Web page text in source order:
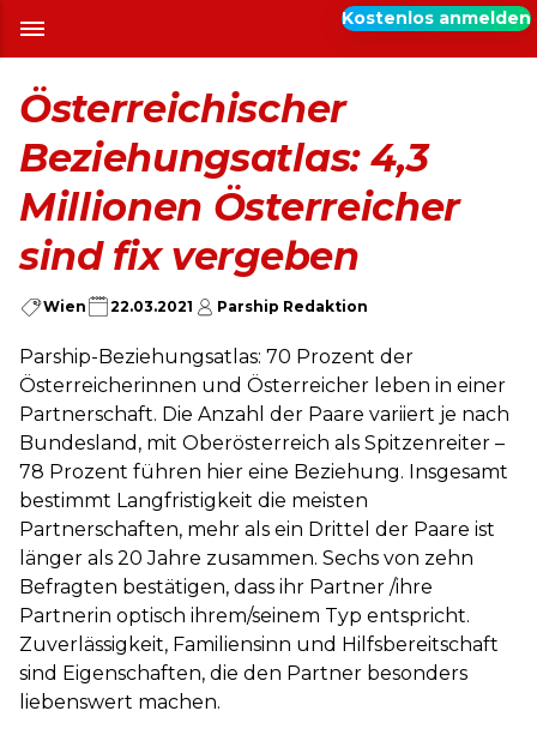
Kostenlos anmelden
Österreichischer
Beziehungsatlas: 4,3
Millionen Österreicher
sind fix vergeben
Wien 22.03.2021 Parship Redaktion
Parship-Beziehungsatlas: 70 Prozent der
Österreicherinnen und Österreicher leben in einer
Partnerschaft. Die Anzahl der Paare variiert je nach
Bundesland, mit Oberösterreich als Spitzenreiter –
78 Prozent führen hier eine Beziehung. Insgesamt
bestimmt Langfristigkeit die meisten
Partnerschaften, mehr als ein Drittel der Paare ist
länger als 20 Jahre zusammen. Sechs von zehn
Befragten bestätigen, dass ihr Partner /ihre
Partnerin optisch ihrem/seinem Typ entspricht.
Zuverlässigkeit, Familiensinn und Hilfsbereitschaft
sind Eigenschaften, die den Partner besonders
liebenswert machen.